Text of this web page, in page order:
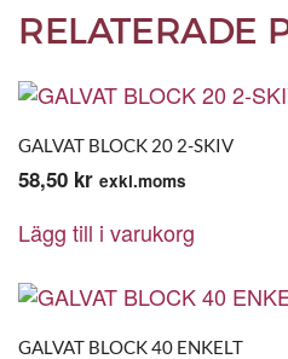
RELATERADE
GALVAT BLOCK 20 2-SKIV
58,50 kr exkl.moms
Lägg till i varukorg
GALVAT BLOCK 40 ENKELT